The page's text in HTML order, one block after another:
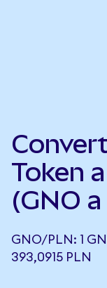
Token
(GNO
GNO/PLN: 1
393,0915 PLN